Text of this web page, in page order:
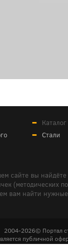
Стали
сайте вы
(методических
найти
2004-2026© Портал
публичной